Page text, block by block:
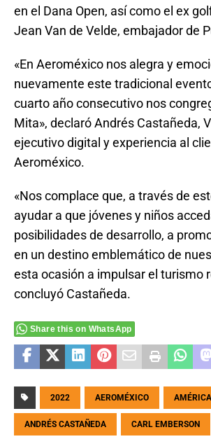
en el Dana Open, así como el ex
Jean Van de Velde, embajador de
«En Aeroméxico nos alegra y
nuevamente este tradicional
cuarto año consecutivo nos
Mita», declaró Andrés Castañeda,
ejecutivo digital y experiencia al
Aeroméxico.
«Nos complace que, a través de
ayudar a que jóvenes y niños
posibilidades de desarrollo, a
en un destino emblemático de
esta ocasión a impulsar el turismo
concluyó Castañeda.
Share this on WhatsApp
2022 AEROMÉXICO
ANDRÉS CASTAÑEDA CARL EMBERSON